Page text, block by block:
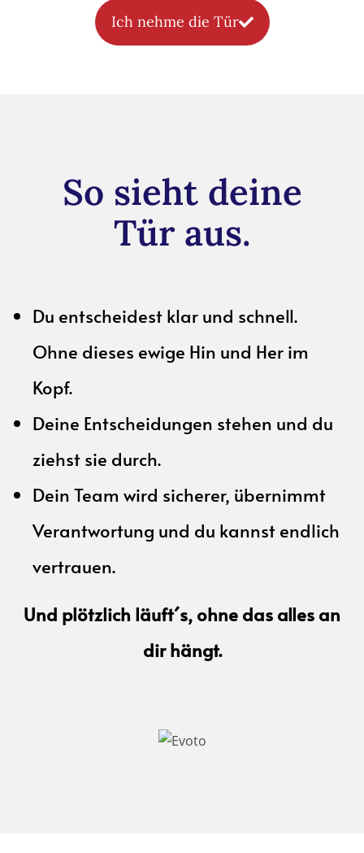
Ich nehme die Tür
So sieht deine
Tür aus.
Du entscheidest klar und schnell.
Ohne dieses ewige Hin und Her im
Kopf.
Deine Entscheidungen stehen und du
ziehst sie durch.
Dein Team wird sicherer, übernimmt
Verantwortung und du kannst endlich
vertrauen.
Und plötzlich läuft´s, ohne das alles an
dir hängt.